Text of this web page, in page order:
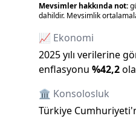
Mevsimler hakkında not:
dahildir. Mevsimlik
📈 Ekonomi
2025yılı verilerine
enflasyonu %42,2
🏛️ Konsolosluk
Türkiye Cumhuriyeti'